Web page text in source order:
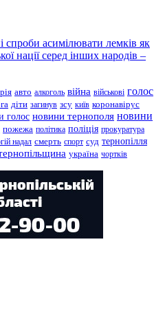
спроби асимілювати лемків як
нації серед інших народів –
авто алкоголь війна військові голос
діти загинув зсу київ коронавірус
голос новини тернополя новини
пожежа політика поліція прокуратура
надал смерть спорт суд тернопілля
україна чортків